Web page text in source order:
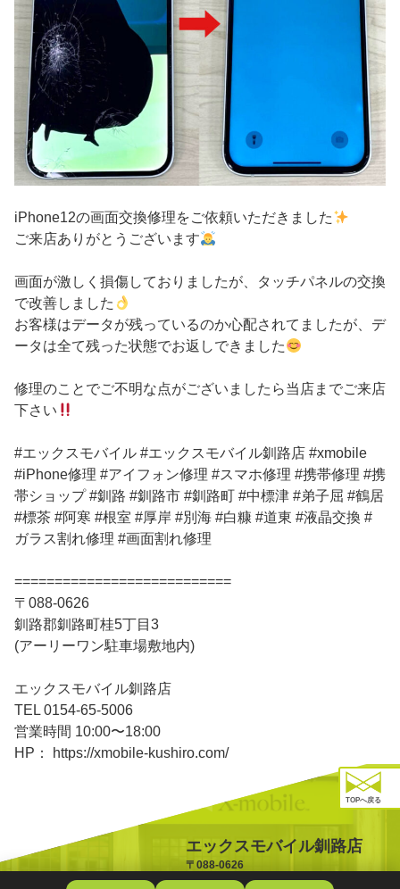
iPhone12の画面交換修理をご依頼いただきました
ご来店ありがとうございます
画面が激しく損傷しておりましたが、タッチパネルの交換
で改善しました
お客様はデータが残っているのか心配されてましたが、デ
ータは全て残った状態でお返しできました
修理のことでご不明な点がございましたら当店までご来店
下さい
#エックスモバイル #エックスモバイル釧路店 #xmobile
#iPhone修理 #アイフォン修理 #スマホ修理 #携帯修理 #携
帯ショップ #釧路 #釧路市 #釧路町 #中標津 #弟子屈 #鶴居
#標茶 #阿寒 #根室 #厚岸 #別海 #白糠 #道東 #液晶交換 #
ガラス割れ修理 #画面割れ修理
===========================
〒088-0626
釧路郡釧路町桂5丁目3
(アーリーワン駐車場敷地内)
エックスモバイル釧路店
TEL 0154-65-5006
営業時間 10:00〜18:00
HP： https://xmobile-kushiro.com/
エックスモバイル釧路店
〒088-0626
北海道釧路郡釧路町桂5丁目3
TOPへ戻る